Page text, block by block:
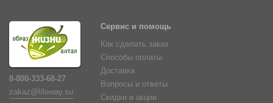
8-800-333-68-27
zakaz@lifeway.su
Сервис и помощь
Как сделать заказ
Способы оплаты
Доставка
Вопросы и ответы
Скидки и акции